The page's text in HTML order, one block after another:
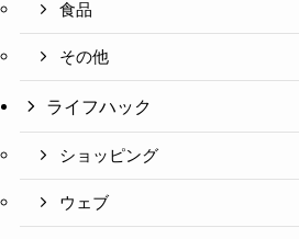
食品
その他
ライフハック
ショッピング
ウェブ